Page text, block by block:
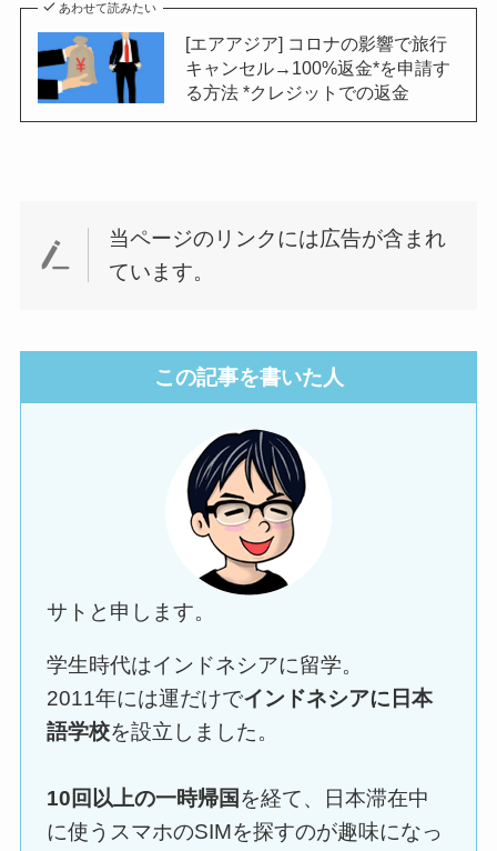
あわせて読みたい
[エアアジア] コロナの影響で旅行
キャンセル→100%返金*を申請す
る方法 *クレジットでの返金
当ページのリンクには広告が含まれ
ています。
この記事を書いた人
サトと申します。
学生時代はインドネシアに留学。
2011年には運だけでインドネシアに日本
語学校を設立しました。
10回以上の一時帰国 を経て、日本滞在中
に使うスマホのSIMを探すのが趣味になっ